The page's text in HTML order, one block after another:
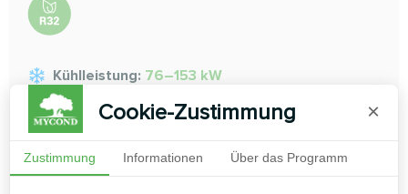
Kühlleistung: 76–153 kW
Heizleistung: 81–161 kW
MEHR LESEN
Cookie-Zustimmung ×
Zustimmung Informationen Über das Programm